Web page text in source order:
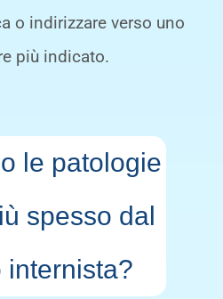
o indirizzare verso uno
più indicato.
le patologie
spesso dal
internista?